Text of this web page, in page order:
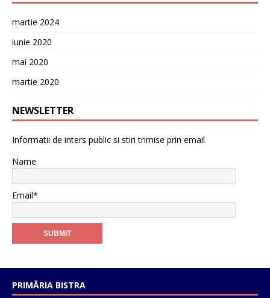
martie 2024
iunie 2020
mai 2020
martie 2020
NEWSLETTER
Informatii de inters public si stiri trimise prin email
Name
Email*
PRIMĂRIA BISTRA